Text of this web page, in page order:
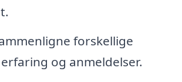
forskellige
og anmeldelser.